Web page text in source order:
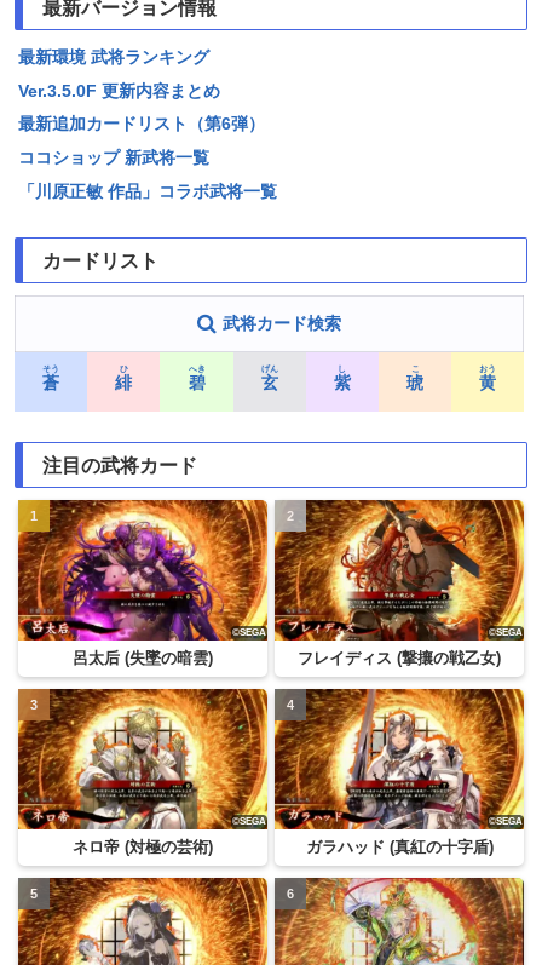
最新バージョン情報
最新環境 武将ランキング
Ver.3.5.0F 更新内容まとめ
最新追加カードリスト（第6弾）
ココショップ 新武将一覧
「川原正敏 作品」コラボ武将一覧
カードリスト
武将カード検索
蒼
そう
緋
ひ
碧
へき
玄
げん
紫
し
琥
こ
黄
おう
注目の武将カード
呂太后 (失墜の暗雲) フレイディス (撃攘の戦乙女)
ネロ帝 (対極の芸術) ガラハッド (真紅の十字盾)